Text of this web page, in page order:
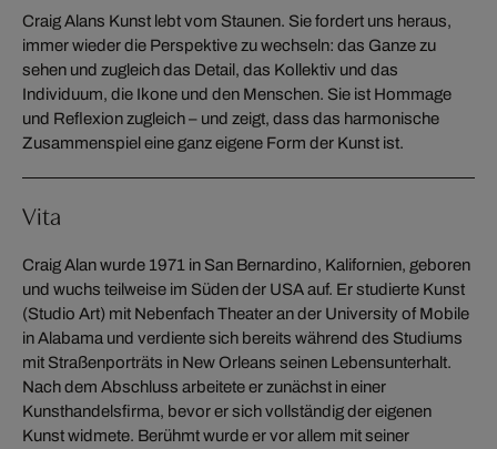
Craig Alans Kunst lebt vom Staunen. Sie fordert uns heraus,
immer wieder die Perspektive zu wechseln: das Ganze zu
sehen und zugleich das Detail, das Kollektiv und das
Individuum, die Ikone und den Menschen. Sie ist Hommage
und Reflexion zugleich – und zeigt, dass das harmonische
Zusammenspiel eine ganz eigene Form der Kunst ist.
Vita
Craig Alan wurde 1971 in San Bernardino, Kalifornien, geboren
und wuchs teilweise im Süden der USA auf. Er studierte Kunst
(Studio Art) mit Nebenfach Theater an der University of Mobile
in Alabama und verdiente sich bereits während des Studiums
mit Straßenporträts in New Orleans seinen Lebensunterhalt.
Nach dem Abschluss arbeitete er zunächst in einer
Kunsthandelsfirma, bevor er sich vollständig der eigenen
Kunst widmete. Berühmt wurde er vor allem mit seiner